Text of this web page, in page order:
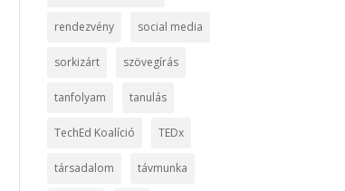
rendezvény social media
sorkizárt szövegírás
tanfolyam tanulás
TechEd Koalíció TEDx
társadalom távmunka